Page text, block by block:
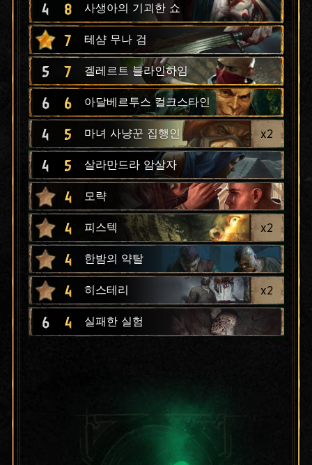
4 8 사생아의 기괴한 쇼
7 테샴 무나 검
5 7 겔레르트 블라인하임
6 6 아달베르투스 컬크스타인
4 5 마녀 사냥꾼 집행인 x2
4 5 살라만드라 암살자
4 모략
4 피스텍 x2
4 한밤의 약탈
4 히스테리 x2
6 4 실패한 실험